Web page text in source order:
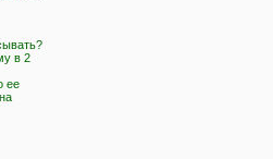
в 2
ее